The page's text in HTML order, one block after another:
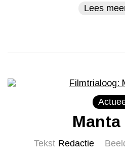
Lees
Manta
Tekst Redactie